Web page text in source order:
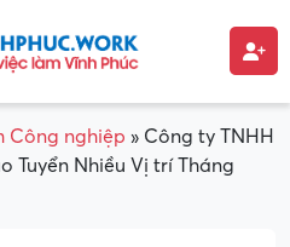
Công nghiệp » Công ty TNHH
Tuyển Nhiều Vị trí Tháng